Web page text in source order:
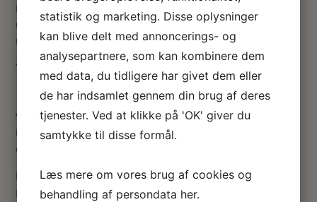
Lille fransk sengeskab til dukkehus soveværelset. Smukt
udskåret skab med låge og lille hylde. Mål: 86 mm høj, 36
mm bred og 32 mm dyb
“
Vær den første til at anmelde “Fransk miniature sengeskab”
Din e-mailadresse vil ikke blive publiceret.
er markeret med
Din vurdering
Din anmeldelse*
statistik og marketing. Disse oplysninger
kan blive delt med annoncerings- og
analysepartnere, som kan kombinere dem
med data, du tidligere har givet dem eller
de har indsamlet gennem din brug af deres
tjenester. Ved at klikke på 'OK' giver du
samtykke til disse formål.
Læs mere om vores brug af cookies og
behandling af persondata her.